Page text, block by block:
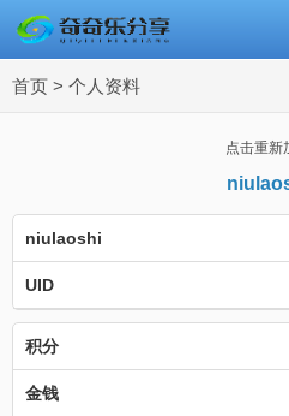
首页 > 个人资料
点击重新
niulaoshi
UID
积分
金钱